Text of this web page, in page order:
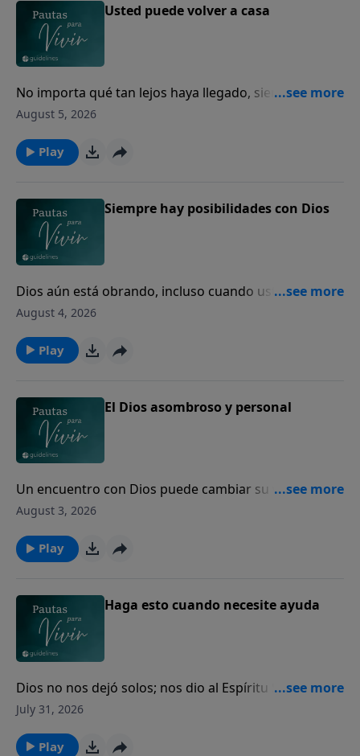
Usted puede volver a casa
No importa qué tan lejos haya llegado, siempre
puede volver a casa con Dios.
August 5, 2026
Play
Siempre hay posibilidades con Dios
Dios aún está obrando, incluso cuando usted no
puede ver el final.
August 4, 2026
Play
El Dios asombroso y personal
Un encuentro con Dios puede cambiar su vida para
siempre.
August 3, 2026
Play
Haga esto cuando necesite ayuda
Dios no nos dejó solos; nos dio al Espíritu Santo para
guiarnos, fortalecernos y acompañarnos cada día.
July 31, 2026
Play